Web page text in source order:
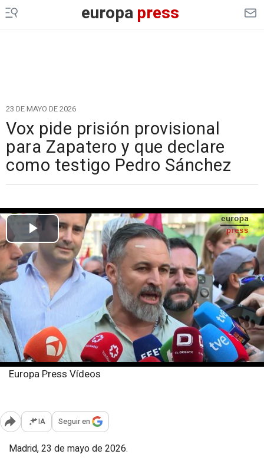
europapress
23 DE MAYO DE 2026
Vox pide prisión provisional
para Zapatero y que declare
como testigo Pedro Sánchez
Europa Press Vídeos
Abrir opciones para compartir
IA Seguir en
Madrid, 23 de mayo de 2026.